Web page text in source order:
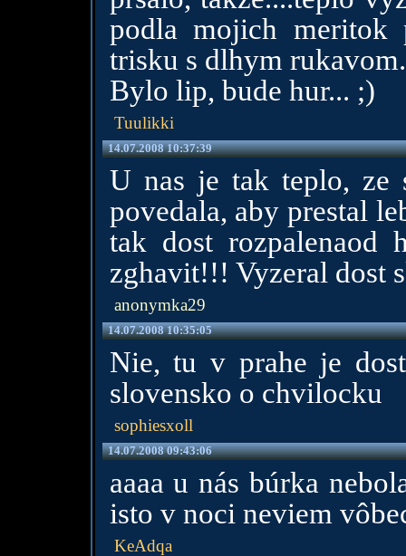
podla mojich meritok
trisku s dlhym rukavom.
Bylo lip, bude hur... ;)
Tuulikki
14.07.2008 10:37:39
U nas je tak teplo, ze
povedala, aby prestal
tak dost rozpalenaod
zghavit!!! Vyzeral dost
anonymka29
14.07.2008 10:35:05
Nie, tu v prahe je
slovensko o chvilocku
sophiesxoll
14.07.2008 09:43:06
aaaa u nás búrka
isto v noci neviem
KeAdqa